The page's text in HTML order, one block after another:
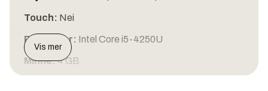
Touch: Nei
Prosessor: Intel Core i5-4250U
Minne:4 GB
Vis mer